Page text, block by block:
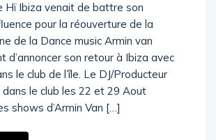
Hï Ibiza venait de battre son
pour la réouverture de la
de la Dance music Armin van
d’annoncer son retour à Ibiza avec
le club de l’île. Le DJ/Producteur
le club les 22 et 29 Aout
shows d’Armin Van […]